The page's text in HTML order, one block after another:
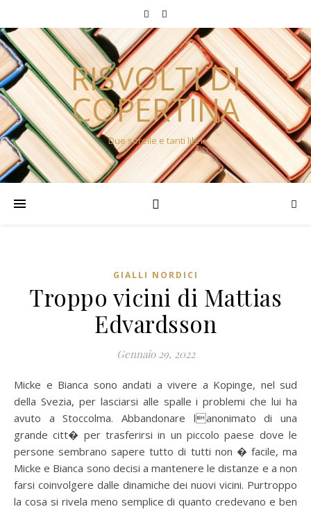
RISVOLTI DI
COPERTINA
Due sorelle e tanti libri
GIALLI NORDICI
Troppo vicini di Mattias
Edvardsson
Gennaio 29, 2022
Micke e Bianca sono andati a vivere a Kopinge, nel sud
della Svezia, per lasciarsi alle spalle i problemi che lui ha
avuto a Stoccolma. Abbandonare lanonimato di una
grande citt� per trasferirsi in un piccolo paese dove le
persone sembrano sapere tutto di tutti non � facile, ma
Micke e Bianca sono decisi a mantenere le distanze e a non
farsi coinvolgere dalle dinamiche dei nuovi vicini. Purtroppo
la cosa si rivela meno semplice di quanto credevano e ben